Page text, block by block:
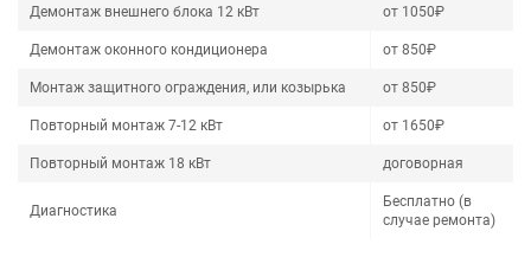
Демонтаж внешнего блока 12 кВт от 1050₽
Демонтаж оконного кондиционера от 850₽
Монтаж защитного ограждения, или козырька от 850₽
Повторный монтаж 7-12 кВт от 1650₽
Повторный монтаж 18 кВт договорная
Диагностика
Бесплатно (в
случае ремонта)